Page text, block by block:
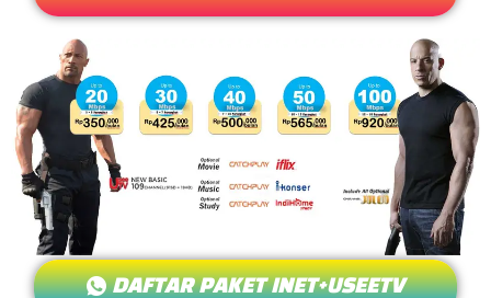
DAFTAR PAKET INET+USEETV